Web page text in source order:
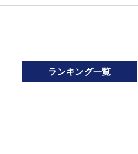
ランキング一覧